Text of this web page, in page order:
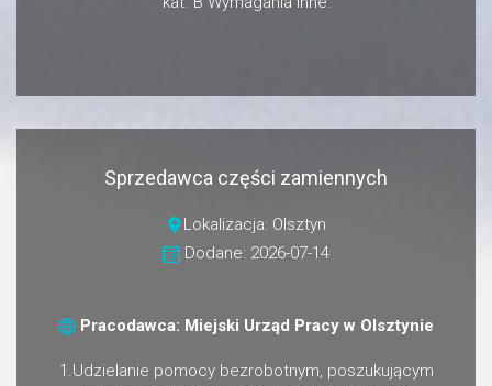
Sprzedawca części zamiennych
Lokalizacja: Olsztyn
Dodane: 2026-07-14
Pracodawca: Miejski Urząd Pracy w Olsztynie
1.Udzielanie pomocy bezrobotnym, poszukującym